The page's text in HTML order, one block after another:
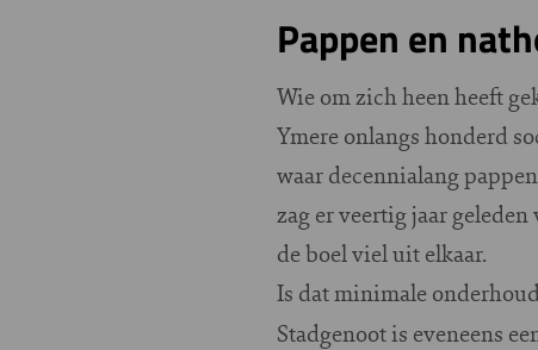
Pappen en
Wie om zich heen heeft
Ymere onlangs honderd
waar decennialang
zag er veertig jaar
de boel viel uit elkaar.
Is dat minimale
Stadgenoot is eveneens